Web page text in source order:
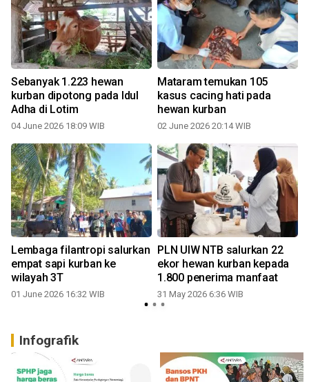
Sebanyak 1.223 hewan
kurban dipotong pada Idul
Adha di Lotim
04 June 2026 18:09 WIB
Mataram temukan 105
kasus cacing hati pada
hewan kurban
02 June 2026 20:14 WIB
Lembaga filantropi salurkan
empat sapi kurban ke
wilayah 3T
01 June 2026 16:32 WIB
PLN UIW NTB salurkan 22
ekor hewan kurban kepada
1.800 penerima manfaat
31 May 2026 6:36 WIB
Infografik